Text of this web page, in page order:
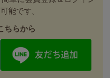
能です。
ちらから